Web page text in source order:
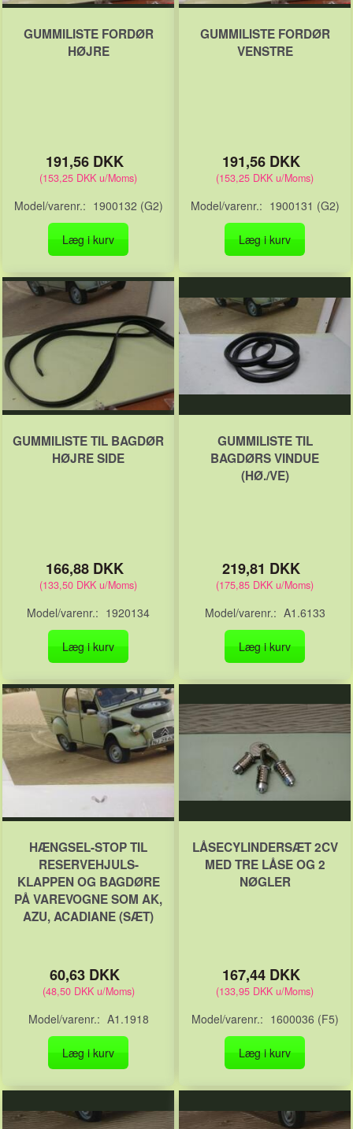
GUMMILISTE FORDØR
HØJRE
191,56 DKK
(153,25 DKK u/Moms)
Model/varenr.: 1900132 (G2)
Læg i kurv
GUMMILISTE FORDØR
VENSTRE
191,56 DKK
(153,25 DKK u/Moms)
Model/varenr.: 1900131 (G2)
Læg i kurv
GUMMILISTE TIL BAGDØR
HØJRE SIDE
166,88 DKK
(133,50 DKK u/Moms)
Model/varenr.: 1920134
Læg i kurv
GUMMILISTE TIL
BAGDØRS VINDUE
(HØ./VE)
219,81 DKK
(175,85 DKK u/Moms)
Model/varenr.: A1.6133
Læg i kurv
HÆNGSEL-STOP TIL
RESERVEHJULS-
KLAPPEN OG BAGDØRE
PÅ VAREVOGNE SOM AK,
AZU, ACADIANE (SÆT)
60,63 DKK
(48,50 DKKu/Moms)
Model/varenr.: A1.1918
Læg i kurv
LÅSECYLINDERSÆT 2CV
MED TRE LÅSE OG 2
NØGLER
167,44 DKK
(133,95 DKK u/Moms)
Model/varenr.: 1600036 (F5)
Læg i kurv